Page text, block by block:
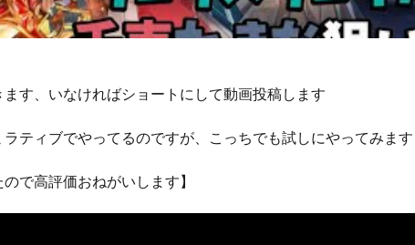
す、いなければショートにして動画投稿します
ティブでやってるのですが、こっちでも試しにやってみます
ので高評価おねがいします】